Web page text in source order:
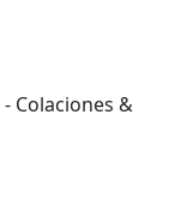
- Colaciones &